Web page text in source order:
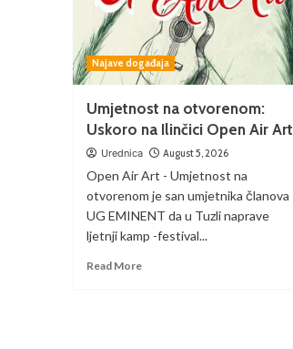
Najave događaja
Umjetnost na otvorenom:
Uskoro na Ilinčici Open Air Art
Urednica August 5, 2026
Open Air Art - Umjetnost na
otvorenom je san umjetnika članova
UG EMINENT da u Tuzli naprave
ljetnji kamp -festival...
Read More